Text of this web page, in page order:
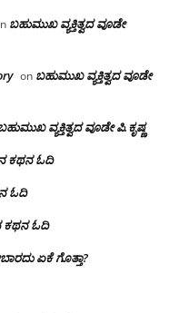
ಬಹುಮುಖ ವ್ಯಕ್ತಿತ್ವದ ವೂಡೇ
on ಬಹುಮುಖ ವ್ಯಕ್ತಿತ್ವದ ವೂಡೇ
ವ್ಯಕ್ತಿತ್ವದ ವೂಡೇ ಪಿ.ಕೃಷ್ಣ
ಕಥನ ಓದಿ
ಓದಿ
ಕಥನ ಓದಿ
ಏಕೆ ಗೊತ್ತಾ?